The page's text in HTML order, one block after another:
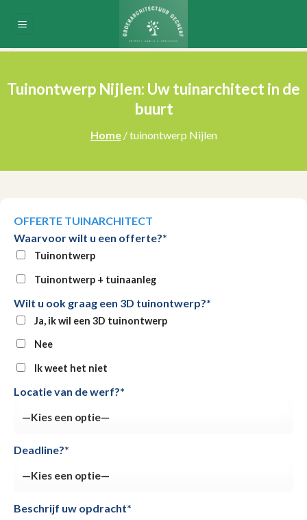
Tuinontwerp Nijlen: Uw tuinarchitect in de
buurt
Home/ tuinontwerp Nijlen
OFFERTE TUINARCHITECT
Waarvoor wilt u een offerte?*
Tuinontwerp
Tuinontwerp + tuinaanleg
Wilt u ook graag een 3D tuinontwerp?*
Ja, ik wil een 3D tuinontwerp
Nee
Ik weet het niet
Locatie van de werf?*
Deadline?*
Beschrijf uw opdracht*